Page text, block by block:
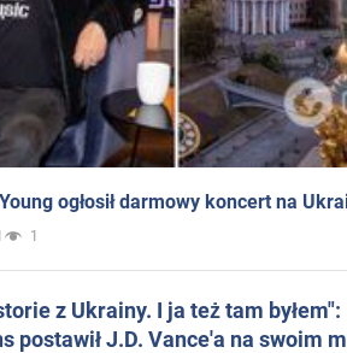
ogłosił darmowy koncert na
1
z Ukrainy. I ja też tam
postawił J.D. Vance'a na swoim